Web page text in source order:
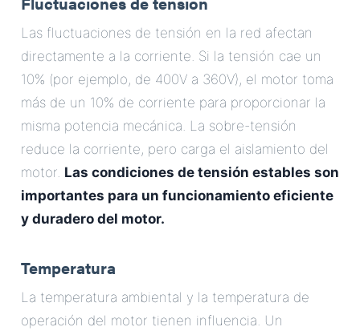
Las fluctuaciones de tensión en la red afectan
directamente a la corriente. Si la tensión cae un
10% (por ejemplo, de 400V a 360V), el motor toma
más de un 10% de corriente para proporcionar la
misma potencia mecánica. La sobre-tensión
reduce la corriente, pero carga el aislamiento del
motor. Las condiciones de tensión estables son
importantes para un funcionamiento eficiente
y duradero del motor.
Temperatura
La temperatura ambiental y la temperatura de
operación del motor tienen influencia. Un